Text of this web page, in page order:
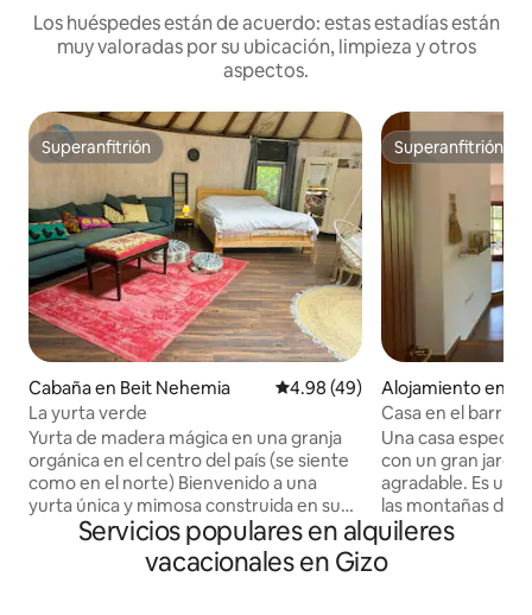
Los huéspedes están de acuerdo: estas estadías están
muy valoradas por su ubicación, limpieza y otros
aspectos.
Superanfitrión
Superanfitrión
Cabaña en Beit Nehemia Calificación promedio: 4.98 de
4.98 (49)
La yurta verde
Yurta de madera mágica en una granja
orgánica en el centro del país (se siente
como en el norte) Bienvenido a una
yurta única y mimosa construida en su
totalidad con carpintería cálida y
elegante, en el corazón de una granja
orgánica tranquila y pastoral, a solo 15
Superanfitrión
Superanfitrión
Alojamiento en
Casa en el barrio
Una casa
con un gran
agradable. Es un
las montañas de
viejos y jóvenes. La casa es cómoda y
mimosa en la
totalmente
Servicios populares en alquileres
vacacionales en Gizo